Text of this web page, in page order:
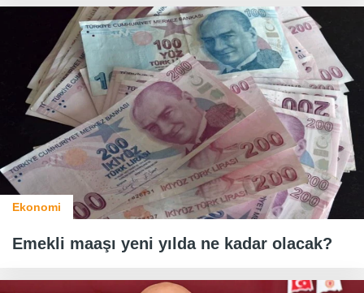
Ekonomi
Emekli maaşı yeni yılda ne kadar olacak?